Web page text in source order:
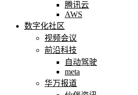
腾讯云
AWS
数字化社区
视频会议
前沿科技
自动驾驶
meta
华万报道